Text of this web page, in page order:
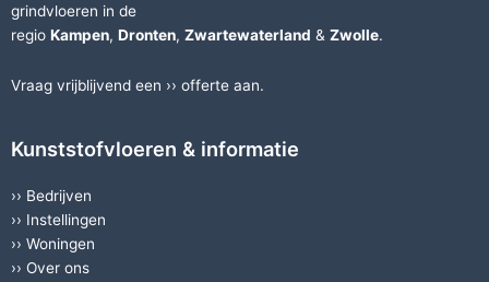
grindvloeren in de
regio Kampen, Dronten, Zwartewaterland & Zwolle.
Vraag vrijblijvend een ›› offerte aan.
Kunststofvloeren & informatie
›› Bedrijven
›› Instellingen
›› Woningen
›› Over ons